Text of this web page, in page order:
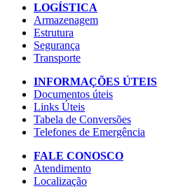
LOGÍSTICA
Armazenagem
Estrutura
Segurança
Transporte
INFORMAÇÕES ÚTEIS
Documentos úteis
Links Úteis
Tabela de Conversões
Telefones de Emergência
FALE CONOSCO
Atendimento
Localização